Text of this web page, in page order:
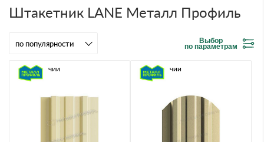
ответы
Штакетник LАNE Металл Профиль
Выбор
по параметрам
В наличии В наличии